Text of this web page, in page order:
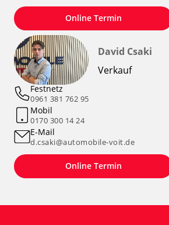
Online Termin
David Csaki
Verkauf
Festnetz
0961 381 762 95
Mobil
0170 300 14 24
E-Mail
d.csaki@automobile-voit.de
Online Termin